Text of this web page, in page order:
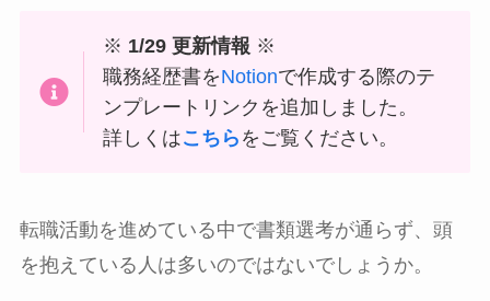
※ 1/29 更新情報 ※
職務経歴書をNotionで作成する際のテ
ンプレートリンクを追加しました。
詳しくはこちら をご覧ください。
転職活動を進めている中で書類選考が通らず、頭
を抱えている人は多いのではないでしょうか。